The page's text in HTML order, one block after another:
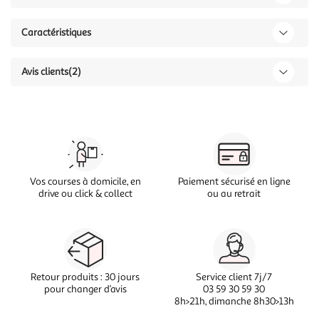
Caractéristiques
Avis clients(2)
Vos courses à domicile, en
drive ou click & collect
Paiement sécurisé en ligne
ou au retrait
Retour produits : 30 jours
pour changer d’avis
Service client 7j/7
03 59 30 59 30
8h>21h, dimanche 8h30>13h